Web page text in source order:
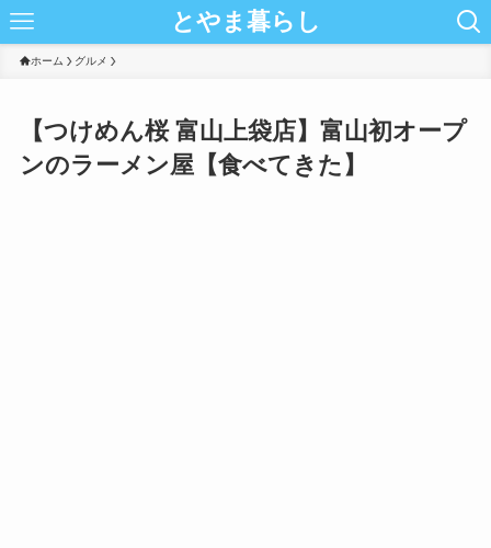
とやま暮らし
ホーム グルメ
【つけめん桜 富山上袋店】富山初オープ
ンのラーメン屋【食べてきた】